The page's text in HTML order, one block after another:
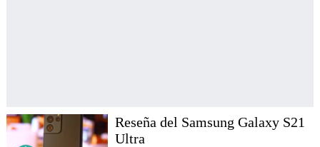
Reseña del Samsung Galaxy S21
Ultra